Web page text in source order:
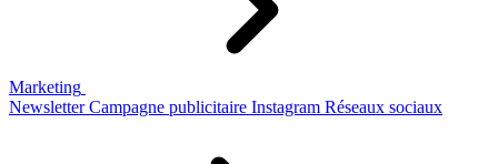
Marketing
Newsletter Campagne publicitaire Instagram Réseaux sociaux